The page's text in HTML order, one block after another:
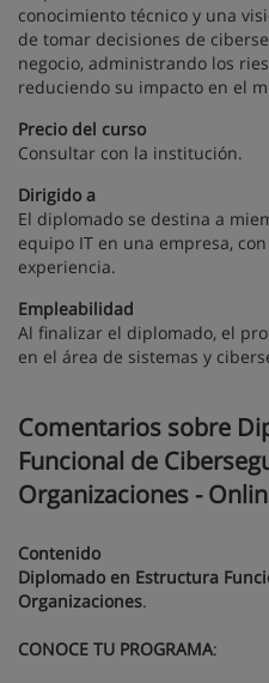
conocimiento técnico y una
de tomar decisiones de
negocio, administrando los
reduciendo su impacto en el
Precio del curso
Consultar con la institución.
Dirigido a
El diplomado se destina a
equipo IT en una empresa,
experiencia.
Empleabilidad
Al finalizar el diplomado, el
en el área de sistemas y
Comentarios sobre
Funcional de
Organizaciones -
Contenido
Diplomado en Estructura
Organizaciones.
CONOCE TU PROGRAMA: